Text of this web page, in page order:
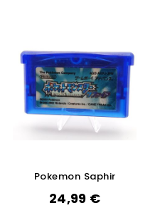
Pokemon Saphir
24,99 €